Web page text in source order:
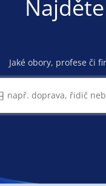
Jaké obory, profese či